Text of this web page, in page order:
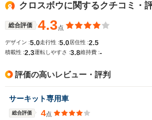
WLTCモード
燃費
クロスボウに関するクチコミ・
総合評価 4.3点
デザイン :5.0走行性 :5.0 居住性 :2.5
積載性 :2.3運転しやすさ :3.8維持費 :-
評価の高いレビュー・評判
サーキット専用車
総合評価 4点